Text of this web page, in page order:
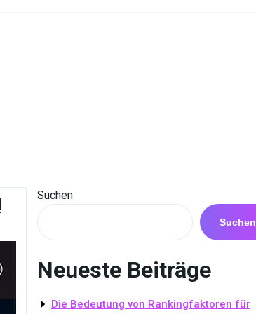
Suchen
Suchen
Neueste Beiträge
Die Bedeutung von Rankingfaktoren für